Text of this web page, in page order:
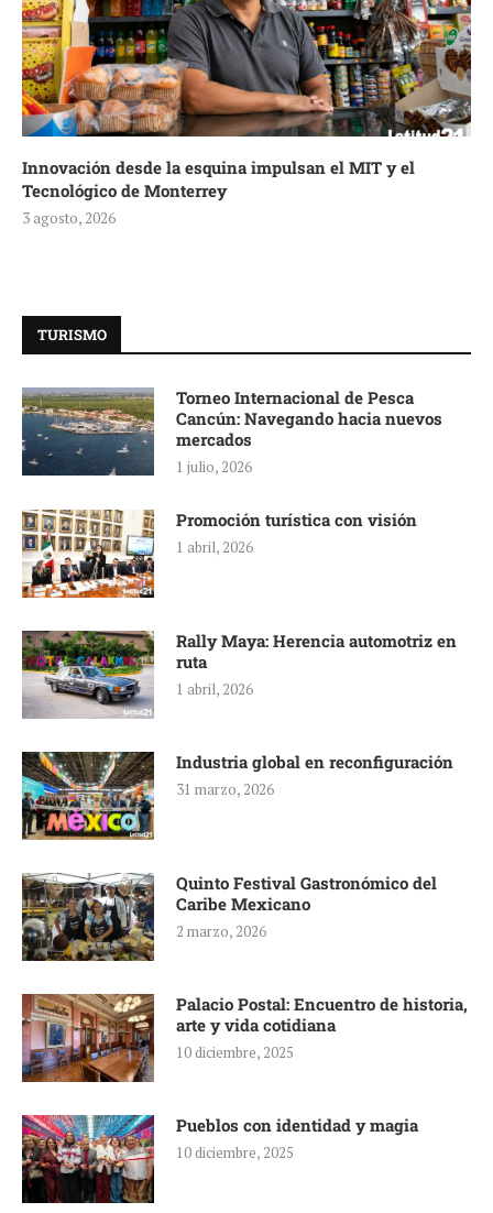
Innovación desde la esquina impulsan el MIT y el
Tecnológico de Monterrey
3 agosto, 2026
TURISMO
Torneo Internacional de Pesca
Cancún: Navegando hacia nuevos
mercados
1 julio, 2026
Promoción turística con visión
1 abril, 2026
Rally Maya: Herencia automotriz en
ruta
1 abril, 2026
Industria global en reconfiguración
31 marzo, 2026
Quinto Festival Gastronómico del
Caribe Mexicano
2 marzo, 2026
Palacio Postal: Encuentro de historia,
arte y vida cotidiana
10 diciembre, 2025
Pueblos con identidad y magia
10 diciembre, 2025